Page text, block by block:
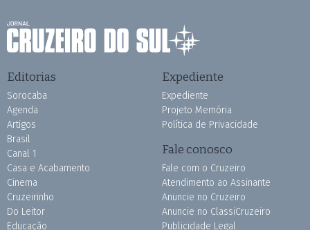
Editorias
Sorocaba
Agenda
Artigos
Brasil
Canal 1
Casa e Acabamento
Cinema
Cruzeirinho
Do Leitor
Educação
Expediente
Expediente
Projeto Memória
Política de Privacidade
Fale conosco
Fale com o Cruzeiro
Atendimento ao Assinante
Anuncie no Cruzeiro
Anuncie no ClassiCruzeiro
Publicidade Legal